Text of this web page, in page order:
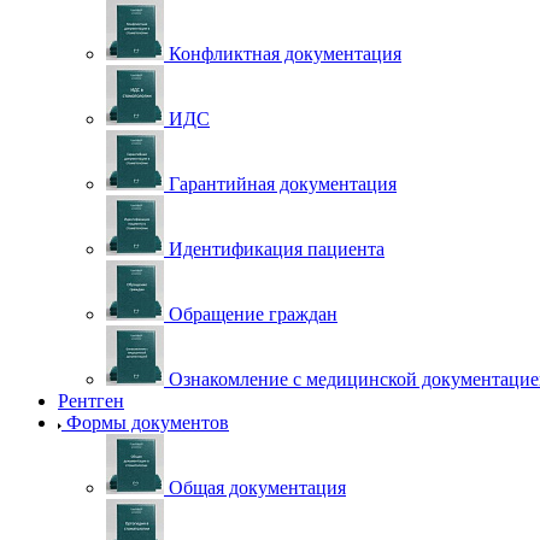
Конфликтная документация
ИДС
Гарантийная документация
Идентификация пациента
Обращение граждан
Ознакомление с медицинской
Рентген
Формы документов
Общая документация